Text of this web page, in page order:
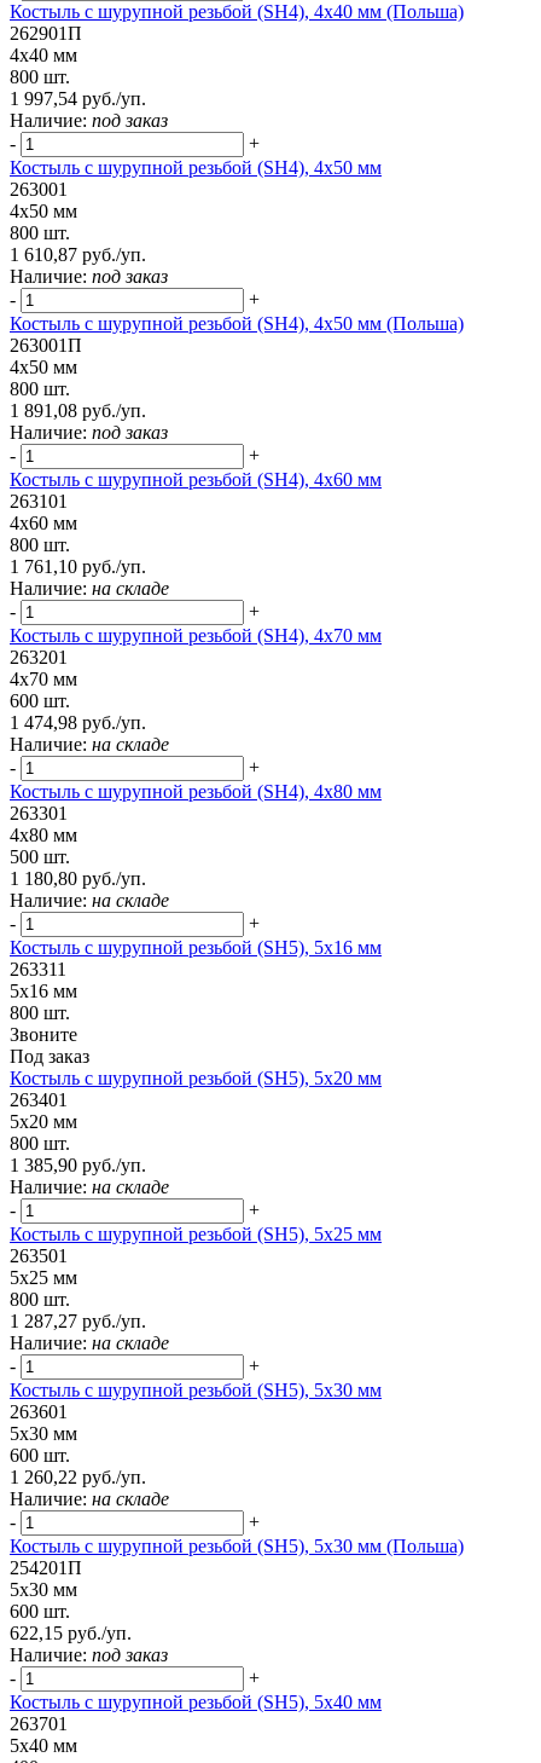
Костыль с шурупной резьбой (SH4), 4х40 мм (Польша)
262901П
4х40 мм
800 шт.
1 997,54 руб./уп.
Наличие: под заказ
-
+
Костыль с шурупной резьбой (SH4), 4х50 мм
263001
4х50 мм
800 шт.
1 610,87 руб./уп.
Наличие: под заказ
-
+
Костыль с шурупной резьбой (SH4), 4х50 мм (Польша)
263001П
4х50 мм
800 шт.
1 891,08 руб./уп.
Наличие: под заказ
-
+
Костыль с шурупной резьбой (SH4), 4х60 мм
263101
4х60 мм
800 шт.
1 761,10 руб./уп.
Наличие: на складе
-
+
Костыль с шурупной резьбой (SH4), 4х70 мм
263201
4х70 мм
600 шт.
1 474,98 руб./уп.
Наличие: на складе
-
+
Костыль с шурупной резьбой (SH4), 4х80 мм
263301
4х80 мм
500 шт.
1 180,80 руб./уп.
Наличие: на складе
-
+
Костыль с шурупной резьбой (SH5), 5х16 мм
263311
5х16 мм
800 шт.
Звоните
Под заказ
Костыль с шурупной резьбой (SH5), 5х20 мм
263401
5х20 мм
800 шт.
1 385,90 руб./уп.
Наличие: на складе
-
+
Костыль с шурупной резьбой (SH5), 5х25 мм
263501
5х25 мм
800 шт.
1 287,27 руб./уп.
Наличие: на складе
-
+
Костыль с шурупной резьбой (SH5), 5х30 мм
263601
5х30 мм
600 шт.
1 260,22 руб./уп.
Наличие: на складе
-
+
Костыль с шурупной резьбой (SH5), 5х30 мм (Польша)
254201П
5х30 мм
600 шт.
622,15 руб./уп.
Наличие: под заказ
-
+
Костыль с шурупной резьбой (SH5), 5х40 мм
263701
5х40 мм